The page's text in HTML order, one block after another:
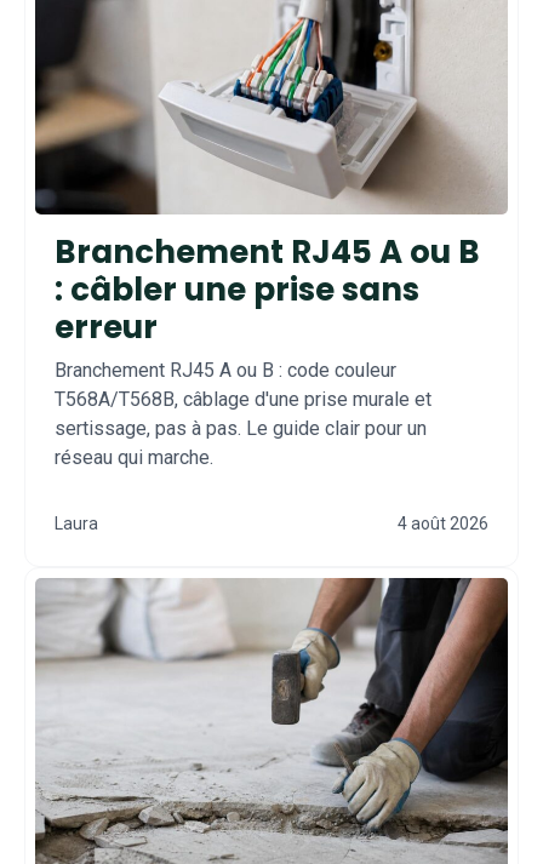
Branchement RJ45 A ou B
: câbler une prise sans
erreur
Branchement RJ45 A ou B : code couleur
T568A/T568B, câblage d'une prise murale et
sertissage, pas à pas. Le guide clair pour un
réseau qui marche.
Laura 4 août 2026